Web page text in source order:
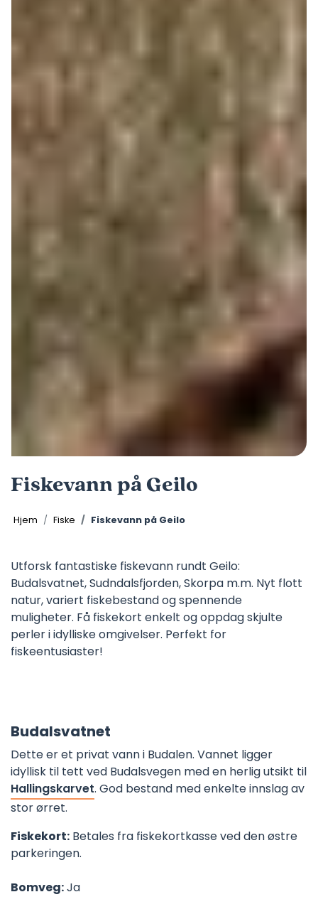
Fiskevann på Geilo
Hjem Fiske Fiskevann på Geilo
Utforsk fantastiske fiskevann rundt Geilo:
Budalsvatnet, Sudndalsfjorden, Skorpa m.m. Nyt flott
natur, variert fiskebestand og spennende
muligheter. Få fiskekort enkelt og oppdag skjulte
perler i idylliske omgivelser. Perfekt for
fiskeentusiaster!
Budalsvatnet
Dette er et privat vann i Budalen. Vannet ligger
idyllisk til tett ved Budalsvegen med en herlig utsikt til
Hallingskarvet. God bestand med enkelte innslag av
stor ørret.
Fiskekort: Betales fra fiskekortkasse ved den østre
parkeringen.
Bomveg:Ja